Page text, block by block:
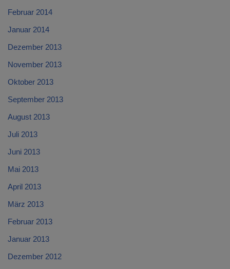
Februar 2014
Januar 2014
Dezember 2013
November 2013
Oktober 2013
September 2013
August 2013
Juli 2013
Juni 2013
Mai 2013
April 2013
März 2013
Februar 2013
Januar 2013
Dezember 2012